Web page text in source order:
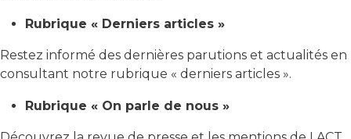
Rubrique « Derniers articles »
Restez informé des dernières parutions et actualités en
consultant notre rubrique « derniers articles ».
Rubrique « On parle de nous »